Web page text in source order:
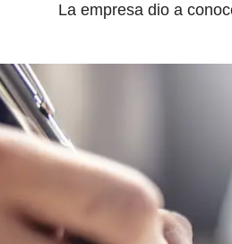
La empresa dio a